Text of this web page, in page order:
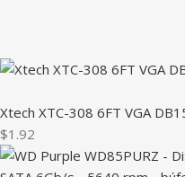
Xtech XTC-308 6FT VGA
$1.92